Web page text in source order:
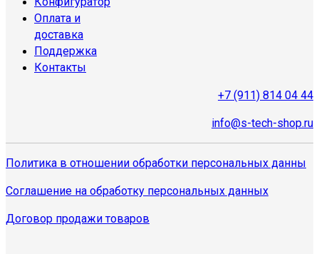
Оплата и
доставка
Поддержка
Контакты
+7 (911) 814 04 44
info@s-tech-shop.ru
Политика в отношении обработки персональных данны
Соглашение на обработку персональных данных
Договор продажи товаров